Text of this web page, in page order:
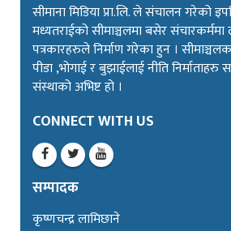
सीमाना मिडिया प्रा.लि. ले संचालन गरेको
मध्यतराईको सीमाञ्चलमा बसेर
पत्रकारहरुले निर्माण गरेका हुन ।
पीडा ,भोगाई र बुझाईलाई नीति निर्माताहरु
संस्थाको अभिष्ट हो ।
CONNECT WITH US
सम्पादक
कृष्णचन्द्र लामिछाने